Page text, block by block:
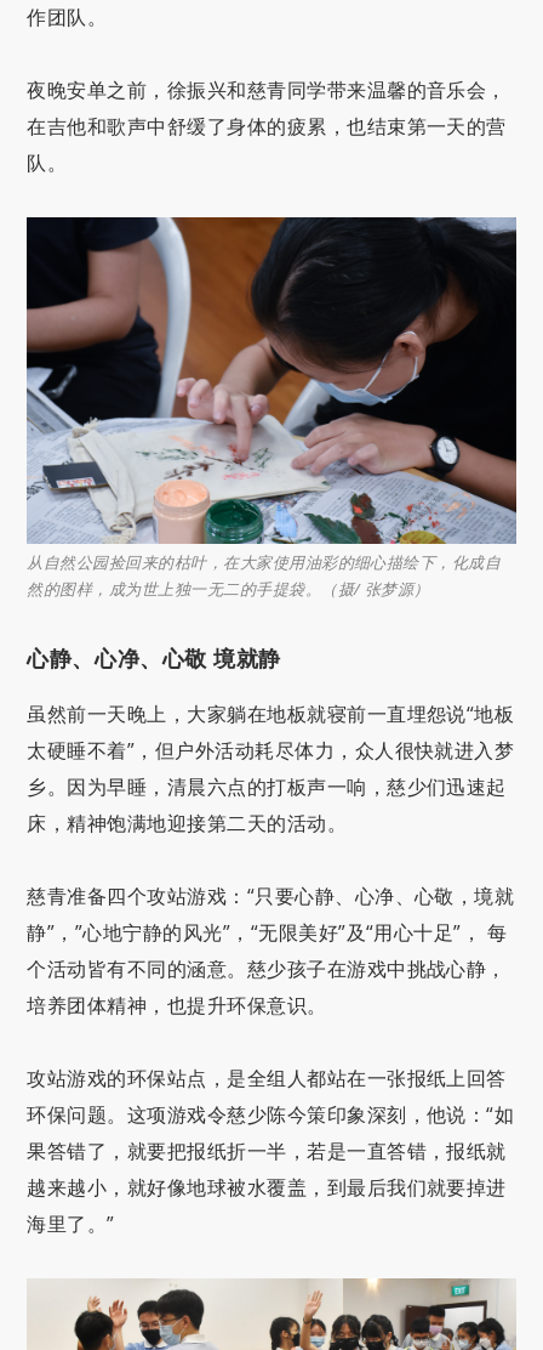
作团队。
夜晚安单之前，徐振兴和慈青同学带来温馨的音乐会，
在吉他和歌声中舒缓了身体的疲累，也结束第一天的营
队。
从自然公园捡回来的枯叶，在大家使用油彩的细心描绘下，化成自
然的图样，成为世上独一无二的手提袋。（摄/ 张梦源）
心静、心净、心敬 境就静
虽然前一天晚上，大家躺在地板就寝前一直埋怨说“地板
太硬睡不着”，但户外活动耗尽体力，众人很快就进入梦
乡。因为早睡，清晨六点的打板声一响，慈少们迅速起
床，精神饱满地迎接第二天的活动。
慈青准备四个攻站游戏：“只要心静、心净、心敬，境就
静”，”心地宁静的风光”，“无限美好”及“用心十足”， 每
个活动皆有不同的涵意。慈少孩子在游戏中挑战心静，
培养团体精神，也提升环保意识。
攻站游戏的环保站点，是全组人都站在一张报纸上回答
环保问题。这项游戏令慈少陈今策印象深刻，他说：“如
果答错了，就要把报纸折一半，若是一直答错，报纸就
越来越小，就好像地球被水覆盖，到最后我们就要掉进
海里了。”